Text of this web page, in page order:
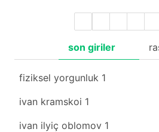
son giriler
fiziksel yorgunluk 1
ivan kramskoi 1
ivan ilyiç oblomov 1